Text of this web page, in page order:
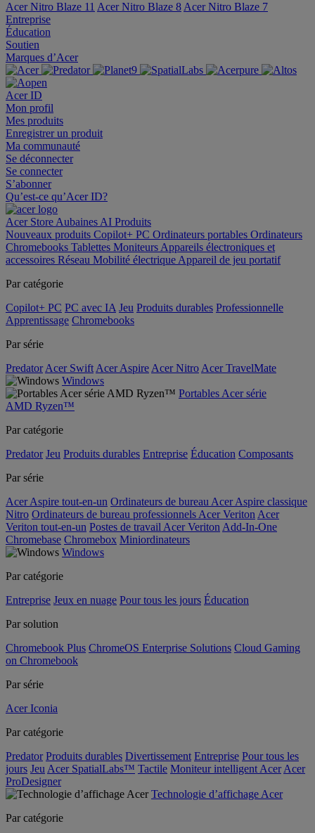
Acer Nitro Blaze 11 Acer Nitro Blaze 8 Acer Nitro Blaze 7
Entreprise
Éducation
Soutien
Marques d’Acer
Acer ID
Mon profil
Mes produits
Enregistrer un produit
Ma communauté
Se déconnecter
Se connecter
S’abonner
Qu’est-ce qu’Acer ID?
Acer Store Aubaines AI Produits
Nouveaux produits Copilot+ PC Ordinateurs portables Ordinateurs
Chromebooks Tablettes Moniteurs Appareils électroniques et
accessoires Réseau Mobilité électrique Appareil de jeu portatif
Par catégorie
Copilot+ PC PC avec IA Jeu Produits durables Professionnelle
Apprentissage Chromebooks
Par série
Predator Acer Swift Acer Aspire Acer Nitro Acer TravelMate
Windows
Portables Acer série
AMD Ryzen™
Par catégorie
Predator Jeu Produits durables Entreprise Éducation Composants
Par série
Acer Aspire tout-en-un Ordinateurs de bureau Acer Aspire classique
Nitro Ordinateurs de bureau professionnels Acer Veriton Acer
Veriton tout-en-un Postes de travail Acer Veriton Add-In-One
Chromebase Chromebox Miniordinateurs
Windows
Par catégorie
Entreprise Jeux en nuage Pour tous les jours Éducation
Par solution
Chromebook Plus ChromeOS Enterprise Solutions Cloud Gaming
on Chromebook
Par série
Acer Iconia
Par catégorie
Predator Produits durables Divertissement Entreprise Pour tous les
jours Jeu Acer SpatialLabs™ Tactile Moniteur intelligent Acer Acer
ProDesigner
Technologie d’affichage Acer
Par catégorie